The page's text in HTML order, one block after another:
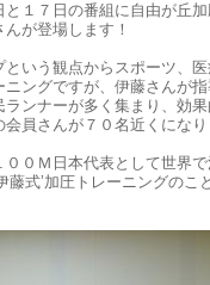
と１７日の番組に自由が丘
が登場します！
という観点からスポーツ、
ニングですが、伊藤さんが
ランナーが多く集まり、効
会員さんが７０名近くになり
００Ｍ日本代表として世界
藤式’加圧トレーニングのこ